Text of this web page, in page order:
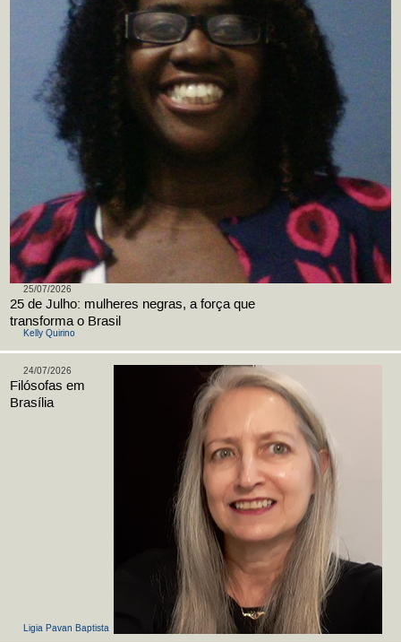
Kelly Quirino
25/07/2026
25 de Julho: mulheres negras, a força que
transforma o Brasil
Ligia Pavan Baptista
24/07/2026
Filósofas em
Brasília